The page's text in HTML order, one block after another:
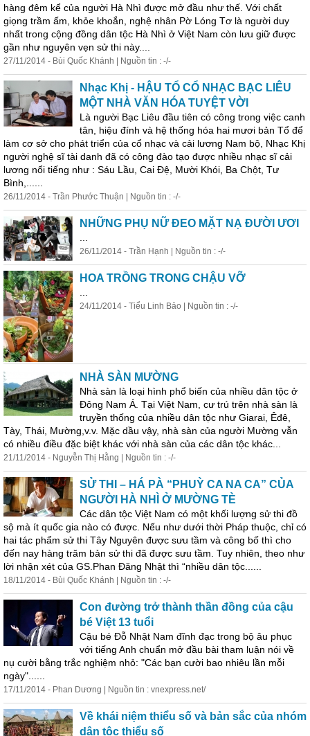
hàng đêm kể của người Hà Nhì được mở đầu như thế. Với chất
giọng trầm ấm, khỏe khoắn, nghệ nhân Pờ Lóng Tơ là người duy
nhất trong cộng đồng dân tộc Hà Nhì ở Việt Nam còn lưu giữ được
gần như nguyên vẹn sử thi này....
27/11/2014 - Bùi Quốc Khánh | Nguồn tin : -/-
Nhạc Khị - HẬU TỔ CỔ NHẠC BẠC LIÊU
MỘT NHÀ VĂN HÓA TUYỆT VỜI
Là người Bạc Liêu đầu tiên có công trong việc canh
tân, hiệu đính và hệ thống hóa hai mươi bản Tổ để
làm cơ sở cho phát triển của cổ nhạc và cải lương Nam bộ, Nhạc Khị
người nghệ sĩ tài danh đã có công đào tạo được nhiều nhạc sĩ cải
lương nổi tiếng như : Sáu Lầu, Cai Đệ, Mười Khói, Ba Chột, Tư
Bình,......
26/11/2014 - Trần Phước Thuận | Nguồn tin : -/-
NHỮNG PHỤ NỮ ĐEO MẶT NẠ ĐƯỜI ƯƠI
26/11/2014 - Trần Hạnh | Nguồn tin : -/-
HOA TRỒNG TRONG CHẬU VỠ
24/11/2014 - Tiểu Linh Bảo | Nguồn tin : -/-
NHÀ SÀN MƯỜNG
Nhà sàn là loại hình phổ biến của nhiều dân tộc ở
Đông Nam Á. Tại Việt Nam, cư trú trên nhà sàn là
truyền thống của nhiều dân tộc như Giarai, Êđê,
Tày, Thái, Mường,v.v. Mặc dầu vậy, nhà sàn của người Mường vẫn
có nhiều điều đặc biệt khác với nhà sàn của các dân tộc khác...
21/11/2014 - Nguyễn Thị Hằng | Nguồn tin : -/-
SỬ THI – HÁ PÀ “PHUỲ CA NA CA” CỦA
NGƯỜI HÀ NHÌ Ở MƯỜNG TÈ
Các dân tộc Việt Nam có một khối lượng sử thi đồ
sộ mà ít quốc gia nào có được. Nếu như dưới thời Pháp thuộc, chỉ có
hai tác phẩm sử thi Tây Nguyên được sưu tầm và công bố thì cho
đến nay hàng trăm bản sử thi đã được sưu tầm. Tuy nhiên, theo như
lời nhận xét của GS.Phan Đăng Nhật thì “nhiều dân tộc......
18/11/2014 - Bùi Quốc Khánh | Nguồn tin : -/-
Con đường trở thành thần đồng của cậu
bé Việt 13 tuổi
Cậu bé Đỗ Nhật Nam đĩnh đạc trong bộ âu phục
với tiếng Anh chuẩn mở đầu bài tham luận nói về
nụ cười bằng trắc nghiệm nhỏ: "Các bạn cười bao nhiêu lần mỗi
ngày"......
17/11/2014 - Phan Dương | Nguồn tin : vnexpress.net/
Về khái niệm thiểu số và bản sắc của nhóm
dân tộc thiểu số